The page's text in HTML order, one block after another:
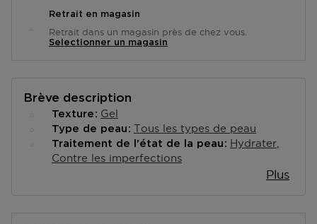
Retrait en magasin
Retrait dans un magasin près de chez vous.
Selectionner un magasin
Brève description
Texture Gel
Type de peau Tous les types de peau
Traitement de l'état de la peau Hydrater
Contre les imperfections
Plus